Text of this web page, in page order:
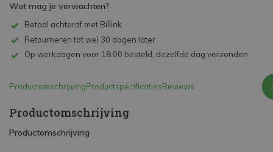
Wat mag je verwachten?
Betaal achteraf met Billink
Retourneren tot wel 30 dagen later
Op werkdagen voor 18:00 besteld, dezelfde dag verzonden.
ProductomschrijvingProductspecificatiesReviews
Productomschrijving
Productomschrijving